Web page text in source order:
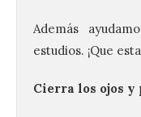
Además
estudios. ¡Que
Cierra los ojos y